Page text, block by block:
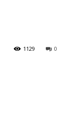
0
1129